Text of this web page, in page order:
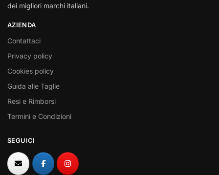
dei migliori marchi italiani.
AZIENDA
Contattaci
Privacy policy
Cookies policy
Guida alle Taglie
Resi e Rimborsi
Termini e Condizioni
SEGUICI